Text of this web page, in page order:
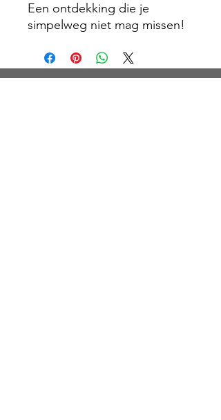
Een ontdekking die je
simpelweg niet mag missen!